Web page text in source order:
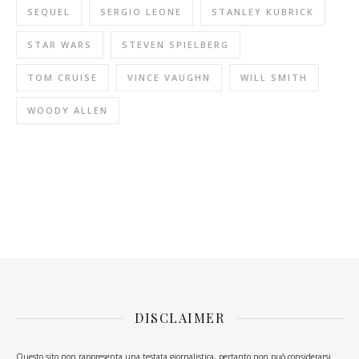
SEQUEL SERGIO LEONE STANLEY KUBRICK
STAR WARS STEVEN SPIELBERG
TOM CRUISE VINCE VAUGHN WILL SMITH
WOODY ALLEN
DISCLAIMER
Questo sito non rappresenta una testata giornalistica, pertanto non può considerarsi